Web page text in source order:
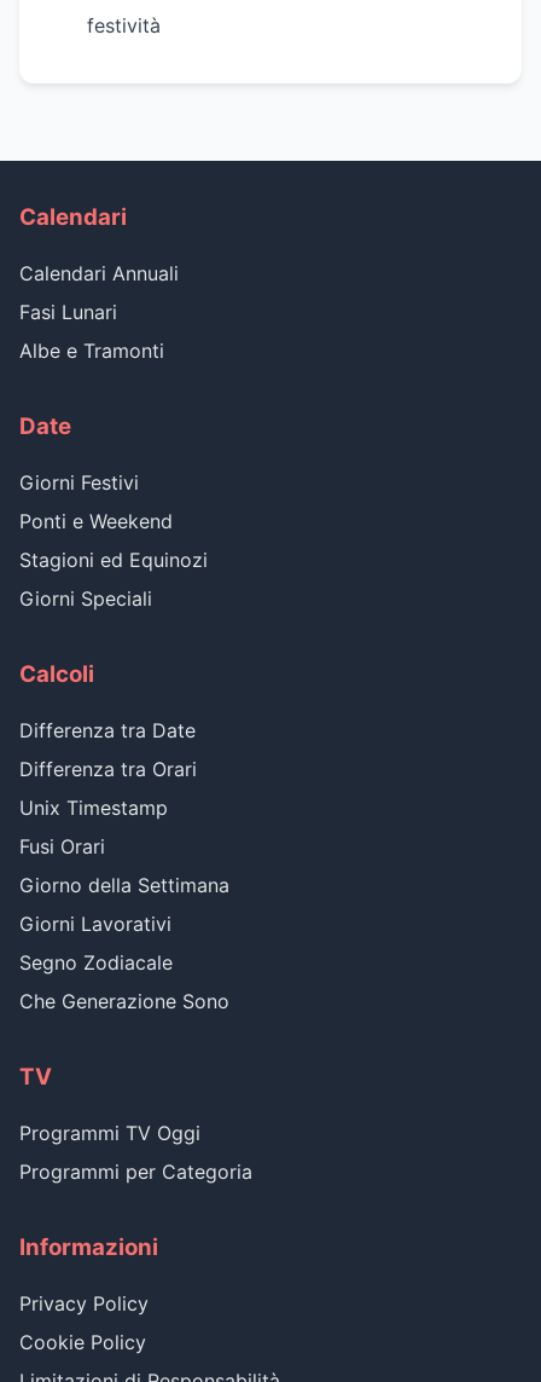
festività
Calendari
Calendari Annuali
Fasi Lunari
Albe e Tramonti
Date
Giorni Festivi
Ponti e Weekend
Stagioni ed Equinozi
Giorni Speciali
Calcoli
Differenza tra Date
Differenza tra Orari
Unix Timestamp
Fusi Orari
Giorno della Settimana
Giorni Lavorativi
Segno Zodiacale
Che Generazione Sono
TV
Programmi TV Oggi
Programmi per Categoria
Informazioni
Privacy Policy
Cookie Policy